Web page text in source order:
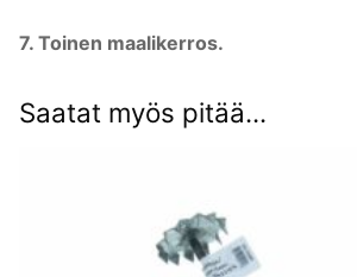
7. Toinen maalikerros.
Saatat myös pitää...